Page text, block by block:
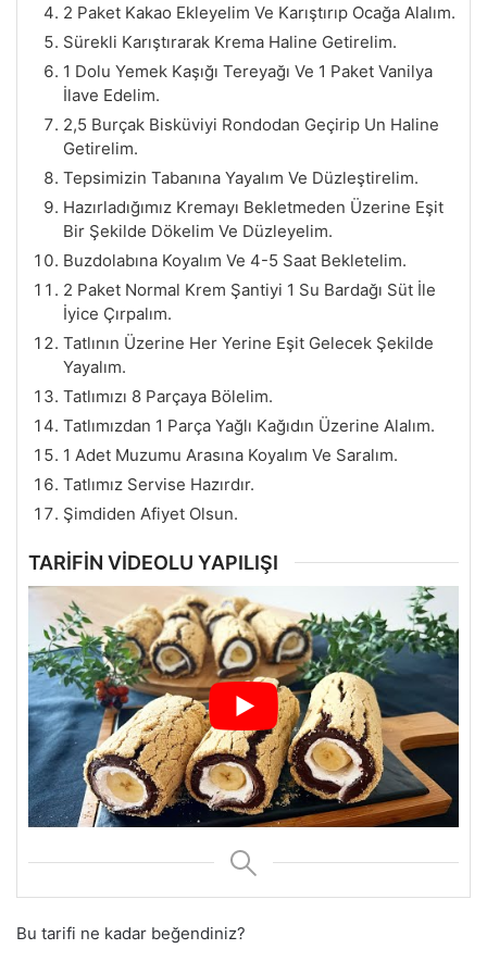
2 Paket Kakao Ekleyelim Ve Karıştırıp Ocağa Alalım.
Sürekli Karıştırarak Krema Haline Getirelim.
1 Dolu Yemek Kaşığı Tereyağı Ve 1 Paket Vanilya
İlave Edelim.
2,5 Burçak Bisküviyi Rondodan Geçirip Un Haline
Getirelim.
Tepsimizin Tabanına Yayalım Ve Düzleştirelim.
Hazırladığımız Kremayı Bekletmeden Üzerine Eşit
Bir Şekilde Dökelim Ve Düzleyelim.
Buzdolabına Koyalım Ve 4-5 Saat Bekletelim.
2 Paket Normal Krem Şantiyi 1 Su Bardağı Süt İle
İyice Çırpalım.
Tatlının Üzerine Her Yerine Eşit Gelecek Şekilde
Yayalım.
Tatlımızı 8 Parçaya Bölelim.
Tatlımızdan 1 Parça Yağlı Kağıdın Üzerine Alalım.
1 Adet Muzumu Arasına Koyalım Ve Saralım.
Tatlımız Servise Hazırdır.
Şimdiden Afiyet Olsun.
TARİFİN VİDEOLU YAPILIŞI
Bu tarifi ne kadar beğendiniz?